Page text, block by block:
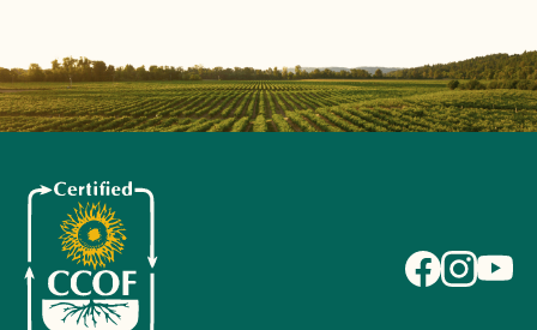
que las declaraciones de la etiqueta son realmente
verdaderas y exactas.
Compramos un producto orgánico a un pequeño
productor local que está exento (menos de $5.000
ventas) de la certificación. Cómo podemos
etiquetar el producto en nuestras estanterías?